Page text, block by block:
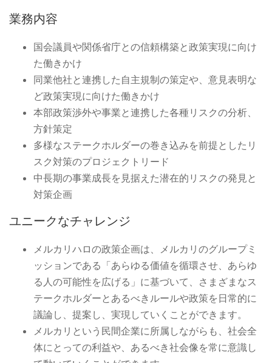
業務内容
国会議員や関係省庁との信頼構築と政策実現に向け
た働きかけ
同業他社と連携した自主規制の策定や、意見表明な
ど政策実現に向けた働きかけ
本部政策渉外や事業と連携した各種リスクの分析、
方針策定
多様なステークホルダーの巻き込みを前提としたリ
スク対策のプロジェクトリード
中長期の事業成長を見据えた潜在的リスクの発見と
対策企画
ユニークなチャレンジ
メルカリハロの政策企画は、メルカリのグループミ
ッションである「あらゆる価値を循環させ、あらゆ
る人の可能性を広げる」に基づいて、さまざまなス
テークホルダーとあるべきルールや政策を日常的に
議論し、提案し、実現していくことができます。
メルカリという民間企業に所属しながらも、社会全
体にとっての利益や、あるべき社会像を常に意識し